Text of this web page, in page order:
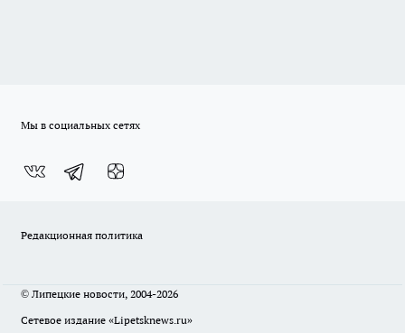
Мы в социальных сетях
Редакционная политика
© Липецкие новости, 2004-2026
Сетевое издание «Lipetsknews.ru»